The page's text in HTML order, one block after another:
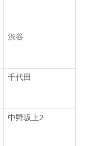
渋谷
千代田
中野坂上2